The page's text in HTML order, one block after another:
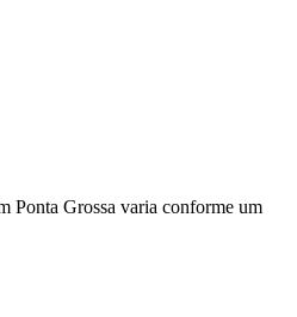
Ponta Grossa varia conforme um